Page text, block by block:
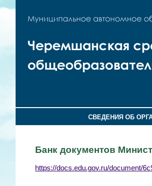
СВЕДЕНИЯ ОБ
Банк документов
https://docs.edu.gov.ru/document/